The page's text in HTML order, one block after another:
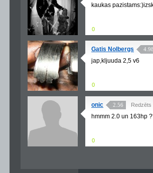
kaukas
0
Gatis Nolbergs 4.98
jap,kljuuda 2,5 v6
0
onic 2.56 Redzēts
hmmm 2.0 un 163hp
0